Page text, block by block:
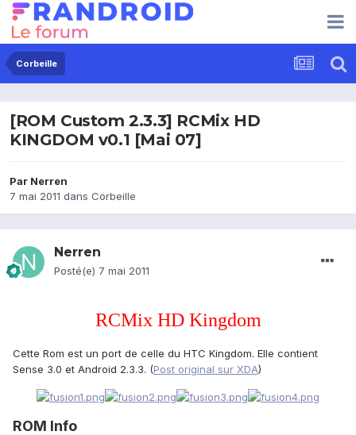
Corbeille
[ROM Custom 2.3.3] RCMix HD
KINGDOM v0.1 [Mai 07]
Par Nerren
7 mai 2011 dans Corbeille
Nerren
Posté(e) 7 mai 2011
RCMix HD Kingdom
Cette Rom est un port de celle du HTC Kingdom. Elle contient
Sense 3.0 et Android 2.3.3. (Post original sur XDA)
ROM Info